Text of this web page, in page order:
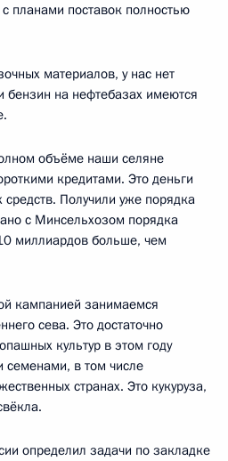
планами поставок полностью
материалов, у нас нет
бензин на нефтебазах имеются
объёме наши селяне
кредитами. Это деньги
Получили уже порядка
с Минсельхозом порядка
миллиардов больше, чем
кампанией занимаемся
сева. Это достаточно
культур в этом году
семенами, в том числе
странах. Это кукуруза,
определил задачи по закладке